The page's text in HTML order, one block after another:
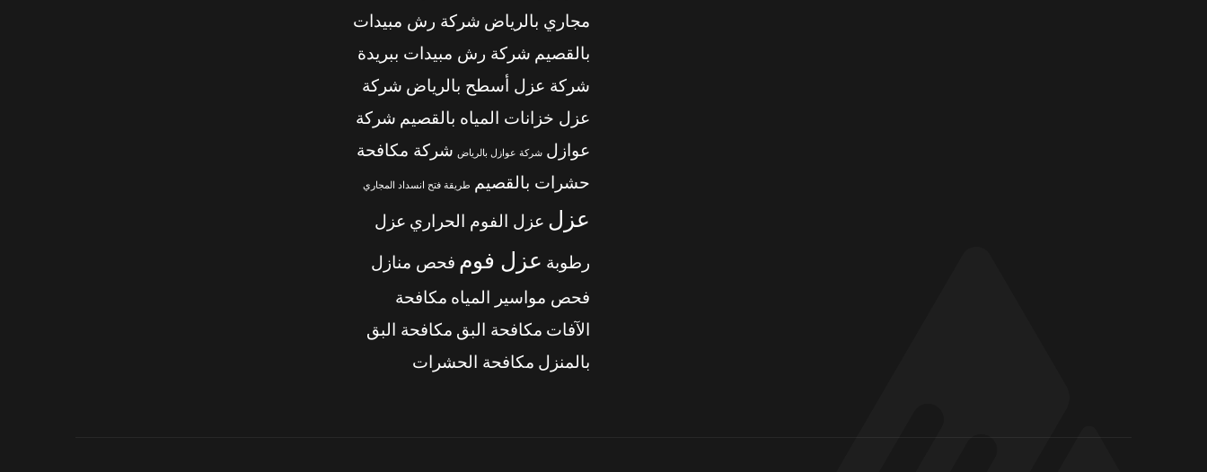
مجاري بالرياض شركة رش مبيدات
بالقصيم شركة رش مبيدات ببريدة
شركة عزل أسطح بالرياض شركة
عزل خزانات المياه بالقصيم شركة
عوازل شركة عوازل بالرياض شركة مكافحة
حشرات بالقصيم طريقة فتح انسداد المجاري
عزل عزل الفوم الحراري عزل
رطوبة عزل فوم فحص منازل
فحص مواسير المياه مكافحة
الآفات مكافحة البق مكافحة البق
بالمنزل مكافحة الحشرات